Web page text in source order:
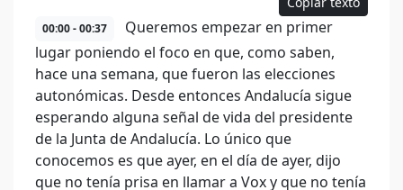
00:00 - 00:37
Queremos empezar en primer
lugar poniendo el foco en que, como saben,
hace una semana, que fueron las elecciones
autonómicas. Desde entonces Andalucía sigue
esperando alguna señal de vida del presidente
de la Junta de Andalucía. Lo único que
conocemos es que ayer, en el día de ayer, dijo
que no tenía prisa en llamar a Vox y que no tenía